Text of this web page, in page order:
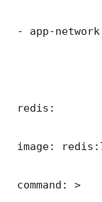
- app-network
redis:
image:
command: >